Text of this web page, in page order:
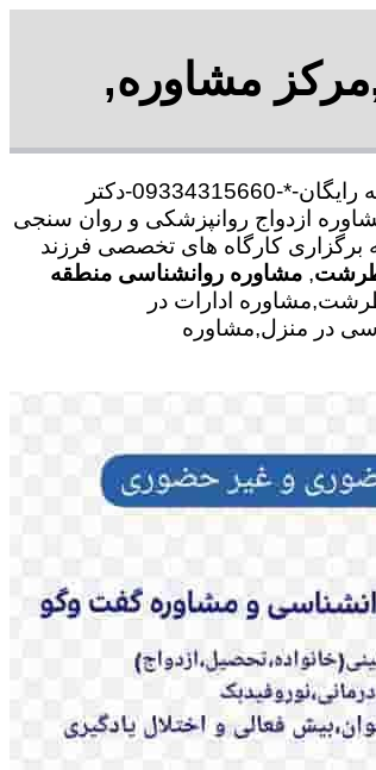
مشاوره,
با30 در صد تخفیف بیمه رایگان-*-09334315660-دکتر
ازدواج روانپزشکی و روان سنجی
برگزاری کارگاه های تخصصی فرزند
طرشت, مشاوره روانشناسی منطقه
ادارات در
در منزل,مشاوره